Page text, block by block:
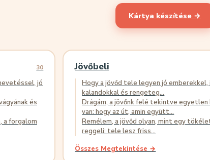
Kártya készítése →
30
jó
és
a forgalom
Jövőbeli
Hogy a jövőd tele legyen jó emberekkel,
kalandokkal és rengeteg...
Drágám, a jövőnk felé tekintve egyetlen
van: hogy az út, amin együtt...
Remélem, a jövőd olyan, mint egy
reggeli: tele lesz friss...
Összes Megtekintése →